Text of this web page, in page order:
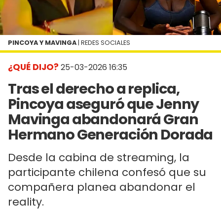
¿QUÉ DIJO? 25-03-2026 16:35
Tras el derecho a replica,
Pincoya aseguró que Jenny
Mavinga abandonará Gran
Hermano Generación Dorada
Desde la cabina de streaming, la
participante chilena confesó que su
compañera planea abandonar el
reality.
PINCOYA Y MAVINGA | REDES SOCIALES